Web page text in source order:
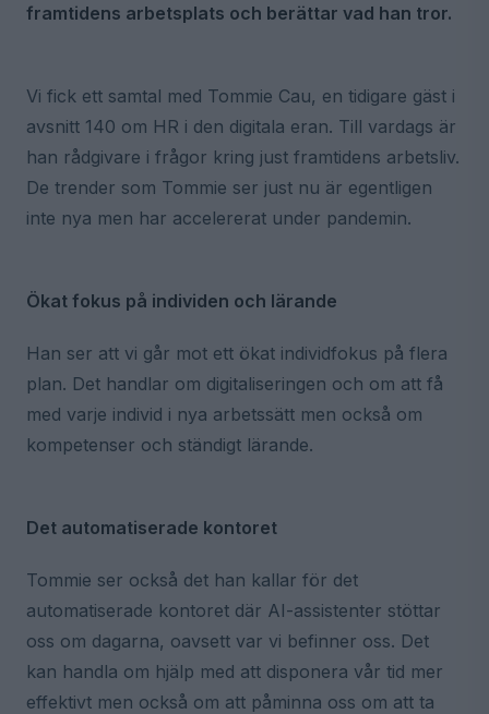
framtidens arbetsplats och berättar vad han tror.
Vi fick ett samtal med Tommie Cau, en tidigare gäst i
avsnitt 140 om HR i den digitala eran. Till vardags är
han rådgivare i frågor kring just framtidens arbetsliv.
De trender som Tommie ser just nu är egentligen
inte nya men har accelererat under pandemin.
Ökat fokus på individen och lärande
Han ser att vi går mot ett ökat individfokus på flera
plan. Det handlar om digitaliseringen och om att få
med varje individ i nya arbetssätt men också om
kompetenser och ständigt lärande.
Det automatiserade kontoret
Tommie ser också det han kallar för det
automatiserade kontoret där AI-assistenter stöttar
oss om dagarna, oavsett var vi befinner oss. Det
kan handla om hjälp med att disponera vår tid mer
effektivt men också om att påminna oss om att ta